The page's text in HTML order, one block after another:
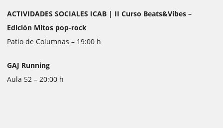
ACTIVIDADES SOCIALES ICAB | II Curso Beats&Vibes –
Edición Mitos pop-rock
Patio de Columnas – 19:00 h
GAJ Running
Aula 52 – 20:00 h